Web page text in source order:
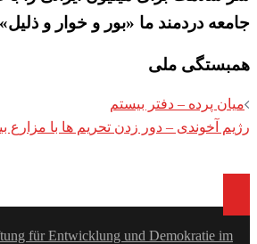
جامعه دردمند ما «بور و خوار و
همبستگی ملی
Post
navigation
میان پرده – دفتر بیستم
رژیم آخوندی – دور زدن تحریم ها با مزارع
für Entwicklung und Demokratie im